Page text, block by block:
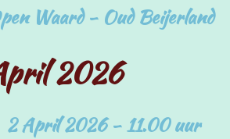
Waard - Oud Beijerland
2026
April 2026 - 11.00 uur